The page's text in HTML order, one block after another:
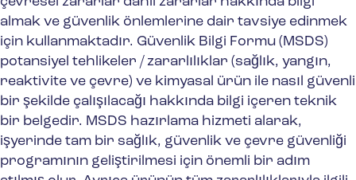
almak ve güvenlik önlemlerine dair tavsiye edinmek
için kullanmaktadır. Güvenlik Bilgi Formu (MSDS)
potansiyel tehlikeler / zararlılıklar (sağlık, yangın,
reaktivite ve çevre) ve kimyasal ürün ile nasıl güvenli
bir şekilde çalışılacağı hakkında bilgi içeren teknik
bir belgedir. MSDS hazırlama hizmeti alarak,
işyerinde tam bir sağlık, güvenlik ve çevre güvenliği
programının geliştirilmesi için önemli bir adım